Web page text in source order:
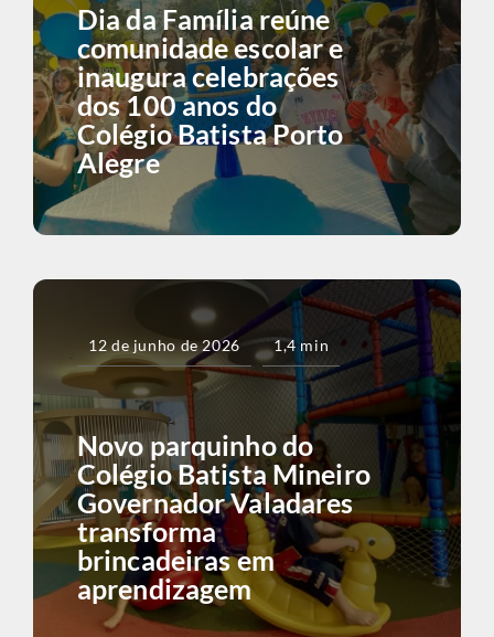
Dia da Família reúne
comunidade escolar e
inaugura celebrações
dos 100 anos do
Colégio Batista Porto
Alegre
12 de junho de 2026 1,4 min
Novo parquinho do
Colégio Batista Mineiro
Governador Valadares
transforma
brincadeiras em
aprendizagem